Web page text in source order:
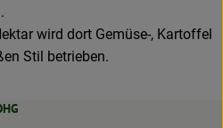
wird dort Gemüse-, Kartoffel
Stil betrieben.